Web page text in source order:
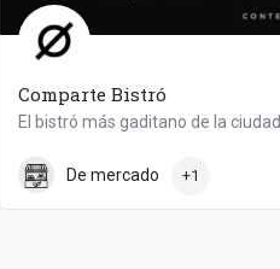
Comparte Bistró
El bistró más gaditano de la ciudad
De mercado +1